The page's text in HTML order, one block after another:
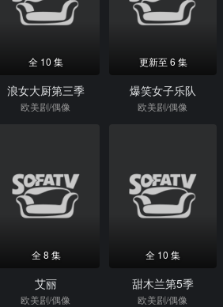
全 10 集
浪女大厨第三季
欧美剧/偶像
更新至 6 集
爆笑女子乐队
欧美剧/偶像
全 8 集
艾丽
欧美剧/偶像
全 10 集
甜木兰第5季
欧美剧/偶像